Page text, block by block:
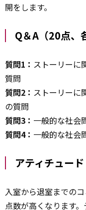
開をします。
Q＆A（20点、
質問1： ストーリーに
質問
質問2： ストーリーに
の質問
質問3： 一般的な社会
質問4： 一般的な社会
アティチュード
入室から退室までの
点数が高くなります